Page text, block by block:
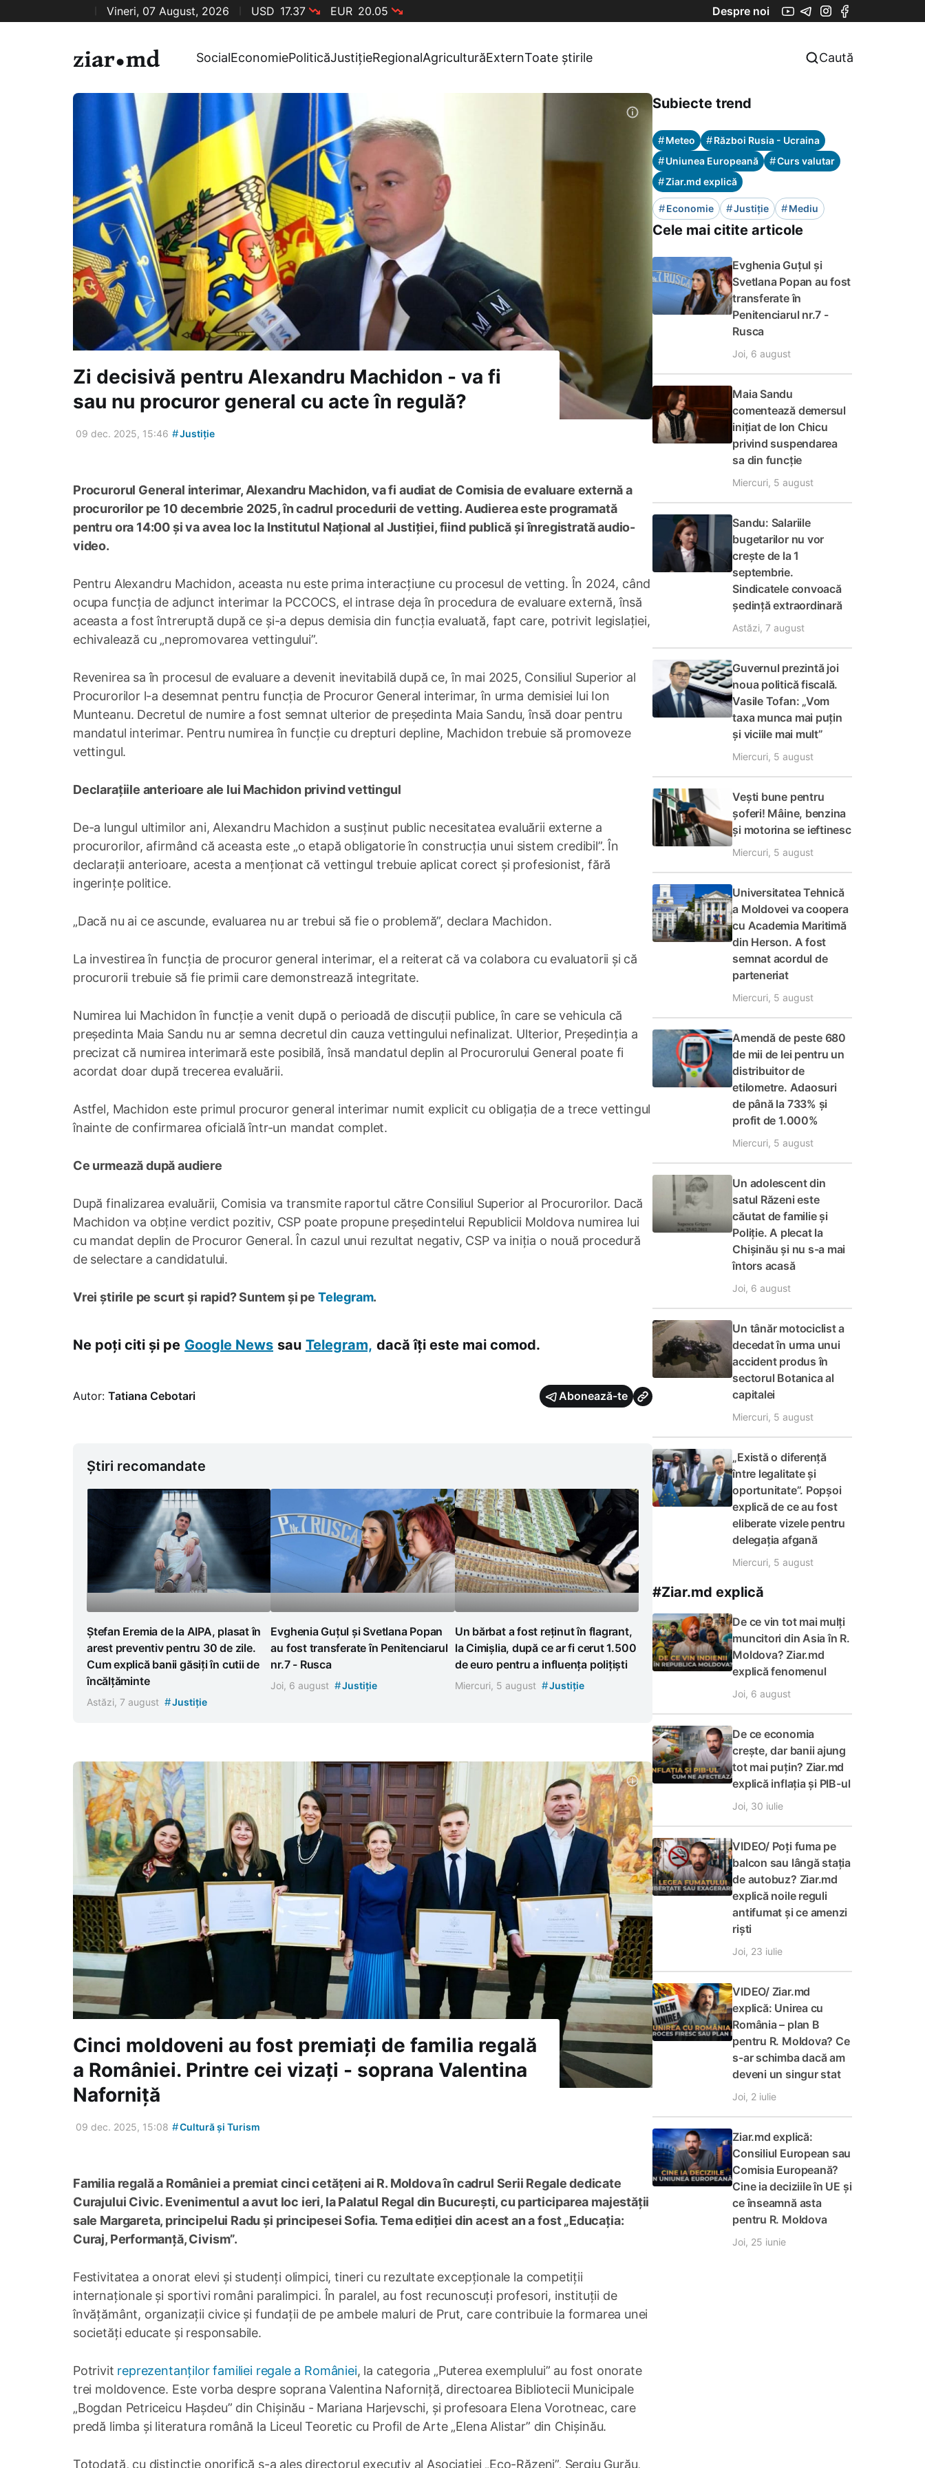
Vineri, 07 August, 2026 USD 17.37 EUR 20.05 Despre noi
SocialEconomiePoliticăJustițieRegionalAgriculturăExternToate știrile Caută
Zi decisivă pentru Alexandru Machidon - va fi
sau nu procuror general cu acte în regulă?
09 dec. 2025, 15:46 #Justiție
Procurorul General interimar, Alexandru Machidon, va fi audiat de Comisia de evaluare externă a
procurorilor pe 10 decembrie 2025, în cadrul procedurii de vetting. Audierea este programată
pentru ora 14:00 și va avea loc la Institutul Național al Justiției, fiind publică și înregistrată audio-
video.
Pentru Alexandru Machidon, aceasta nu este prima interacțiune cu procesul de vetting. În 2024, când
ocupa funcția de adjunct interimar la PCCOCS, el intrase deja în procedura de evaluare externă, însă
aceasta a fost întreruptă după ce și-a depus demisia din funcția evaluată, fapt care, potrivit legislației,
echivalează cu „nepromovarea vettingului”.
Revenirea sa în procesul de evaluare a devenit inevitabilă după ce, în mai 2025, Consiliul Superior al
Procurorilor l-a desemnat pentru funcția de Procuror General interimar, în urma demisiei lui Ion
Munteanu. Decretul de numire a fost semnat ulterior de președinta Maia Sandu, însă doar pentru
mandatul interimar. Pentru numirea în funcție cu drepturi depline, Machidon trebuie să promoveze
vettingul.
Declarațiile anterioare ale lui Machidon privind vettingul
De-a lungul ultimilor ani, Alexandru Machidon a susținut public necesitatea evaluării externe a
procurorilor, afirmând că aceasta este „o etapă obligatorie în construcția unui sistem credibil”. În
declarații anterioare, acesta a menționat că vettingul trebuie aplicat corect și profesionist, fără
ingerințe politice.
„Dacă nu ai ce ascunde, evaluarea nu ar trebui să fie o problemă”, declara Machidon.
La investirea în funcția de procuror general interimar, el a reiterat că va colabora cu evaluatorii și că
procurorii trebuie să fie primii care demonstrează integritate.
Numirea lui Machidon în funcție a venit după o perioadă de discuții publice, în care se vehicula că
președinta Maia Sandu nu ar semna decretul din cauza vettingului nefinalizat. Ulterior, Președinția a
precizat că numirea interimară este posibilă, însă mandatul deplin al Procurorului General poate fi
acordat doar după trecerea evaluării.
Astfel, Machidon este primul procuror general interimar numit explicit cu obligația de a trece vettingul
înainte de confirmarea oficială într-un mandat complet.
Ce urmează după audiere
După finalizarea evaluării, Comisia va transmite raportul către Consiliul Superior al Procurorilor. Dacă
Machidon va obține verdict pozitiv, CSP poate propune președintelui Republicii Moldova numirea lui
cu mandat deplin de Procuror General. În cazul unui rezultat negativ, CSP va iniția o nouă procedură
de selectare a candidatului.
Vrei știrile pe scurt și rapid? Suntem și pe Telegram.
Ne poți citi și pe Google News sau Telegram, dacă îți este mai comod.
Autor: Tatiana Cebotari Abonează-te
Știri recomandate
Ștefan Eremia de la AIPA, plasat în
arest preventiv pentru 30 de zile.
Cum explică banii găsiți în cutii de
încălțăminte
Astăzi, 7 august #Justiție
Evghenia Guțul și Svetlana Popan
au fost transferate în Penitenciarul
nr.7 - Rusca
Joi, 6 august #Justiție
Un bărbat a fost reținut în flagrant,
la Cimișlia, după ce ar fi cerut 1.500
de euro pentru a influența polițiști
Miercuri, 5 august #Justiție
Cinci moldoveni au fost premiați de familia regală
a României. Printre cei vizați - soprana Valentina
Naforniță
09 dec. 2025, 15:08 #Cultură și Turism
Familia regală a României a premiat cinci cetățeni ai R. Moldova în cadrul Serii Regale dedicate
Curajului Civic. Evenimentul a avut loc ieri, la Palatul Regal din București, cu participarea majestății
sale Margareta, principelui Radu și principesei Sofia. Tema ediției din acest an a fost „Educația:
Curaj, Performanță, Civism”.
Festivitatea a onorat elevi și studenți olimpici, tineri cu rezultate excepționale la competiții
internaționale și sportivi români paralimpici. În paralel, au fost recunoscuți profesori, instituții de
învățământ, organizații civice și fundații de pe ambele maluri de Prut, care contribuie la formarea unei
societăți educate și responsabile.
Potrivit reprezentanților familiei regale a României, la categoria „Puterea exemplului” au fost onorate
trei moldovence. Este vorba despre soprana Valentina Naforniță, directoarea Bibliotecii Municipale
„Bogdan Petriceicu Hașdeu” din Chișinău - Mariana Harjevschi, și profesoara Elena Vorotneac, care
predă limba și literatura română la Liceul Teoretic cu Profil de Arte „Elena Alistar” din Chișinău.
Totodată, cu distincție onorifică s-a ales directorul executiv al Asociației „Eco-Răzeni”, Sergiu Gurău,
Subiecte trend
#Meteo #Război Rusia - Ucraina
#Uniunea Europeană #Curs valutar
#Ziar.md explică
#Economie #Justiție #Mediu
Cele mai citite articole
Evghenia Guțul și
Svetlana Popan au fost
transferate în
Penitenciarul nr.7 -
Rusca
Joi, 6 august
Maia Sandu
comentează demersul
inițiat de Ion Chicu
privind suspendarea
sa din funcție
Miercuri, 5 august
Sandu: Salariile
bugetarilor nu vor
crește de la 1
septembrie.
Sindicatele convoacă
ședință extraordinară
Astăzi, 7 august
Guvernul prezintă joi
noua politică fiscală.
Vasile Tofan: „Vom
taxa munca mai puțin
și viciile mai mult”
Miercuri, 5 august
Vești bune pentru
șoferi! Mâine, benzina
și motorina se ieftinesc
Miercuri, 5 august
Universitatea Tehnică
a Moldovei va coopera
cu Academia Maritimă
din Herson. A fost
semnat acordul de
parteneriat
Miercuri, 5 august
Amendă de peste 680
de mii de lei pentru un
distribuitor de
etilometre. Adaosuri
de până la 733% și
profit de 1.000%
Miercuri, 5 august
Un adolescent din
satul Răzeni este
căutat de familie și
Poliție. A plecat la
Chișinău și nu s-a mai
întors acasă
Joi, 6 august
Un tânăr motociclist a
decedat în urma unui
accident produs în
sectorul Botanica al
capitalei
Miercuri, 5 august
„Există o diferență
între legalitate și
oportunitate”. Popșoi
explică de ce au fost
eliberate vizele pentru
delegația afgană
Miercuri, 5 august
#Ziar.md explică
De ce vin tot mai mulți
muncitori din Asia în R.
Moldova? Ziar.md
explică fenomenul
Joi, 6 august
De ce economia
crește, dar banii ajung
tot mai puțin? Ziar.md
explică inflația și PIB-ul
Joi, 30 iulie
VIDEO/ Poți fuma pe
balcon sau lângă stația
de autobuz? Ziar.md
explică noile reguli
antifumat și ce amenzi
riști
Joi, 23 iulie
VIDEO/ Ziar.md
explică: Unirea cu
România – plan B
pentru R. Moldova? Ce
s-ar schimba dacă am
deveni un singur stat
Joi, 2 iulie
Ziar.md explică:
Consiliul European sau
Comisia Europeană?
Cine ia deciziile în UE și
ce înseamnă asta
pentru R. Moldova
Joi, 25 iunie